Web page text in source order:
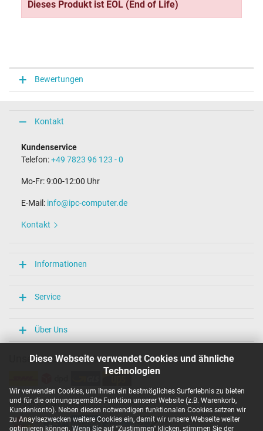
Diese Webseite verwendet Cookies und ähnliche
Technologien
Wir verwenden Cookies, um Ihnen ein bestmögliches Surferlebnis zu bieten
und für die ordnungsgemäße Funktion unserer Website (z.B. Warenkorb,
Kundenkonto). Neben diesen notwendigen funktionalen Cookies setzen wir
zu Anaylsezwecken weitere Cookies ein, damit wir unsere Webseite weiter
optimieren können. Wenn Sie auf "Zustimmen" klicken, stimmen Sie der
Dieses Produkt ist EOL (End of Life)
Bewertungen
Kontakt
Kundenservice
Telefon:+49 7823 96 123 - 0
Mo-Fr: 9:00-12:00 Uhr
E-Mail: info@ipc-computer.de
Kontakt
Informationen
Service
Über Uns
Unsere Versandarten
Unsere Zahlarten